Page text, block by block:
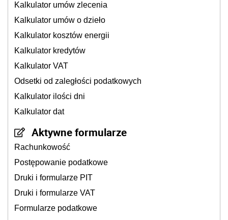
Kalkulator umów zlecenia
Kalkulator umów o dzieło
Kalkulator kosztów energii
Kalkulator kredytów
Kalkulator VAT
Odsetki od zaległości podatkowych
Kalkulator ilości dni
Kalkulator dat
Aktywne formularze
Rachunkowość
Postępowanie podatkowe
Druki i formularze PIT
Druki i formularze VAT
Formularze podatkowe